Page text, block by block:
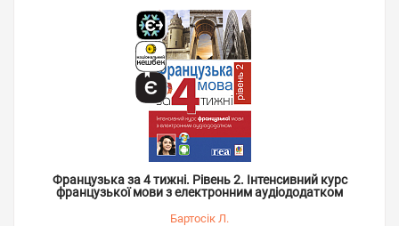
Французька за 4 тижні. Рівень 2. Інтенсивний курс
французької мови з електронним аудіододатком
Бартосік Л.